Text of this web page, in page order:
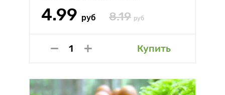
4.99 руб 8.19 руб
Купить